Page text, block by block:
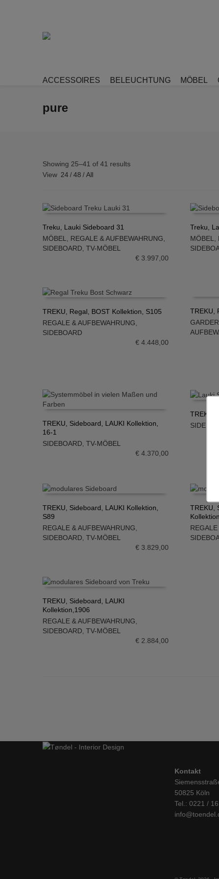
ACCESSOIRES BELEUCHTUNG MÖBEL
pure
Showing 25–41 of 41 results
View 24/48 /All
IN DEN WARENKORB
Treku, Lauki Sideboard 31
MÖBEL, REGALE & AUFBEWAHRUNG,
SIDEBOARD, TV-MÖBEL
€3.997,00
IN DEN
Treku,
MÖBEL,
IN DEN WARENKORB
TREKU, Regal, BOST Kollektion, S105
REGALE & AUFBEWAHRUNG,
SIDEBOARD
€4.448,00
IN
TREKU,
IN DEN WARENKORB
TREKU, Sideboard, LAUKI Kollektion,
16-1
SIDEBOARD TV-MÖBEL
€4.370,00
IN DEN
TREKU,
TREKU, Sideboard, LAUKI Kollektion,
S89
REGALE & AUFBEWAHRUNG
SIDEBOARD TV-MÖBEL
€3.829,00
TREKU,
TREKU, Sideboard, LAUKI
Kollektion,1906
REGALE & AUFBEWAHRUNG
SIDEBOARD TV-MÖBEL
€2.884,00
Kontakt
50825 Köln
Tel.: 0221 /